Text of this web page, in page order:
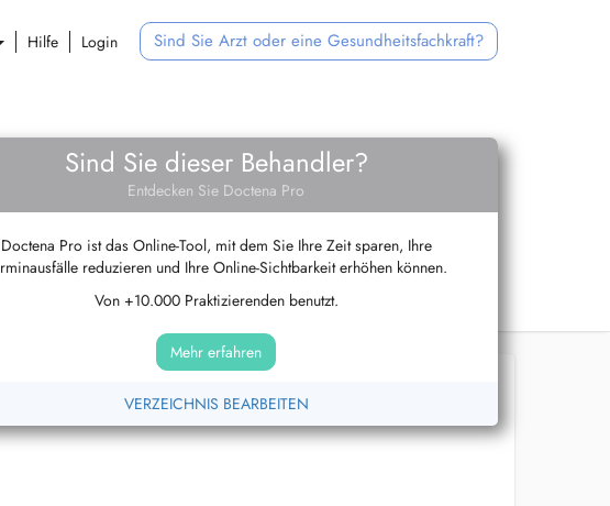
Hilfe Login Sind Sie Arzt oder eine Gesundheitsfachkraft?
Sind Sie dieser Behandler?
Entdecken Sie Doctena Pro
Doctena Pro ist das Online-Tool, mit dem Sie Ihre Zeit sparen, Ihre
reduzieren und Ihre Online-Sichtbarkeit erhöhen können.
Von +10.000 Praktizierenden benutzt.
Mehr erfahren
VERZEICHNIS BEARBEITEN